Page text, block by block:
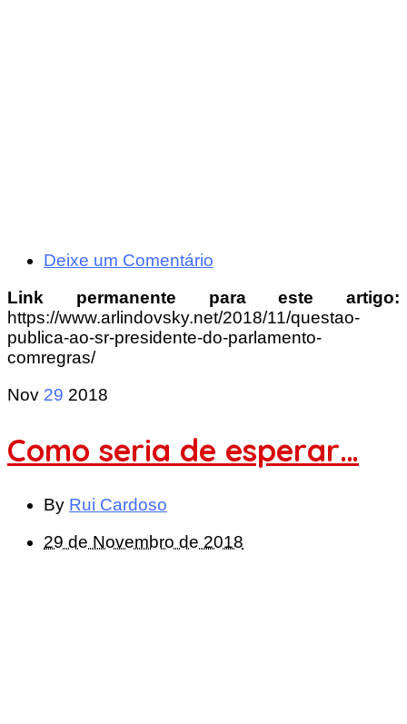
Deixe um Comentário
Link permanente para este artigo:
https://www.arlindovsky.net/2018/11/questao-
publica-ao-sr-presidente-do-parlamento-
comregras/
Nov 29 2018
Como seria de esperar…
By Rui Cardoso
29 de Novembro de 2018